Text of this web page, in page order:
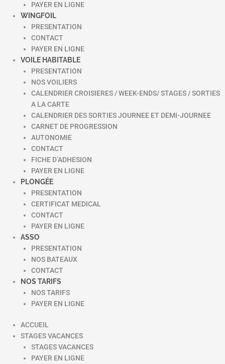
PAYER EN LIGNE
WINGFOIL
PRESENTATION
CONTACT
PAYER EN LIGNE
VOILE HABITABLE
PRESENTATION
NOS VOILIERS
CALENDRIER CROISIERES / WEEK-ENDS/ STAGES / SORTIES
A LA CARTE
CALENDRIER DES SORTIES JOURNEE ET DEMI-JOURNEE
CARNET DE PROGRESSION
AUTONOMIE
CONTACT
FICHE D’ADHESION
PAYER EN LIGNE
PLONGÉE
PRESENTATION
CERTIFICAT MEDICAL
CONTACT
PAYER EN LIGNE
ASSO
PRESENTATION
NOS BATEAUX
CONTACT
NOS TARIFS
NOS TARIFS
PAYER EN LIGNE
ACCUEIL
STAGES VACANCES
STAGES VACANCES
PAYER EN LIGNE